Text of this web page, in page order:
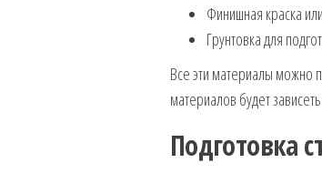
Финишная краска
Грунтовка для
Все эти материалы можно
материалов будет
Подготовка